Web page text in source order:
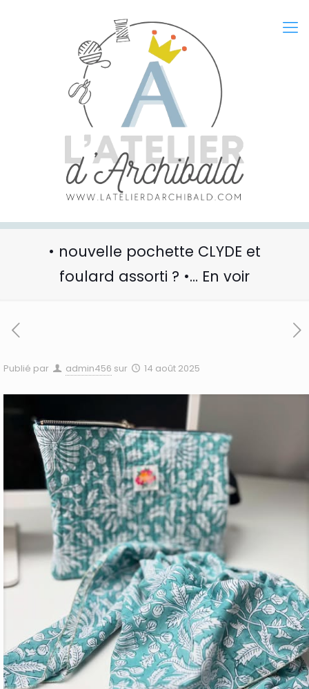
• nouvelle pochette CLYDE et
foulard assorti ? •… En voir
Publié par admin456 sur 14 août 2025